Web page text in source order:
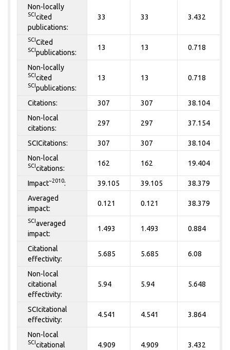
Non-locally
SCI cited
publications:
33 33 3.432
SCI Cited
SCI publications:
13 13 0.718
Non-locally
SCI cited
SCI publications:
13 13 0.718
Citations: 307 307
38.104
Non-local
citations:
297 297 37.154
SCICitations: 307 307
38.104
Non-local
SCI citations:
162 162 19.404
Impact~2010: 39.105 39.105
38.379
Averaged
impact:
0.121 0.121 38.379
SCI averaged
impact:
1.493 1.493 0.884
Citational
effectivity:
5.685 5.685 6.08
Non-local
citational
effectivity:
5.94 5.94 5.648
SCIcitational
effectivity:
4.541 4.541 3.864
Non-local
SCI citational
4.909 4.909 3.432